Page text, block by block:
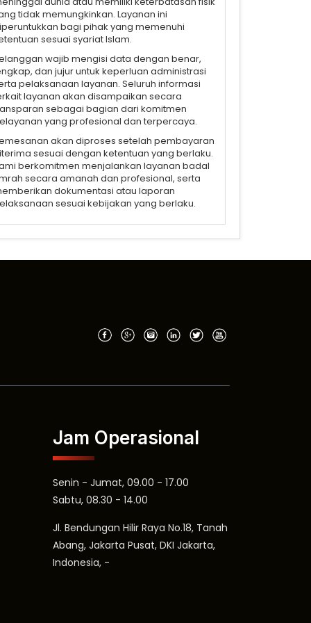
tidak memungkinkan. Layanan ini
bagi pihak yang memenuhi
sesuai syariat Islam.
wajib mengisi data dengan benar,
dan jujur untuk keperluan administrasi
pelaksanaan layanan. Seluruh informasi
layanan akan disampaikan secara
sebagai bagian dari komitmen
yang profesional dan terpercaya.
akan diproses setelah pembayaran
sesuai dengan ketentuan yang berlaku.
berkomitmen menjalankan layanan badal
secara amanah dan profesional, serta
dokumentasi atau laporan
sesuai kebijakan yang berlaku.
Jam Operasional
Senin - Jumat, 09.00 - 17.00
Sabtu, 08.30 - 14.00
Jl. Bendungan Hilir Raya No.18, Tanah
Abang, Jakarta Pusat, DKI Jakarta,
Indonesia, -